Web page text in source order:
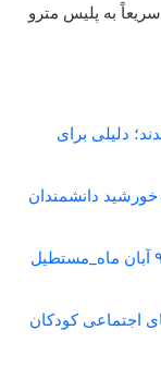
به پلیس مترو
دلیلی برای
دانشمندان
آخرین قیمت ماشین در بازار آزاد جمعه ۹ آبان ماه_مستطیل
اجتماعی کودکان